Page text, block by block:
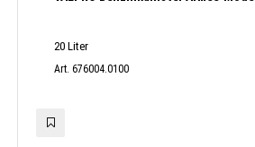
20 Liter
Art. 676004.0100